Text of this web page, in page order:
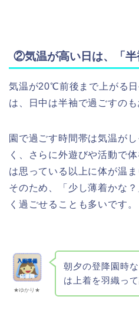
②気温が高い日は、「半
気温が20℃前後まで上がる
は、日中は半袖で過ごすのも
園で過ごす時間帯は気温が
く、さらに外遊びや活動で
は思っている以上に体が温ま
そのため、「少し薄着かな
く過ごせることも多いです。
★ゆかり★
朝夕の登降園時
は上着を羽織っ